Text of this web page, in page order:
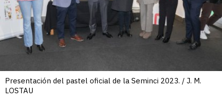
Presentación del pastel oficial de la Seminci 2023. / J. M.
LOSTAU